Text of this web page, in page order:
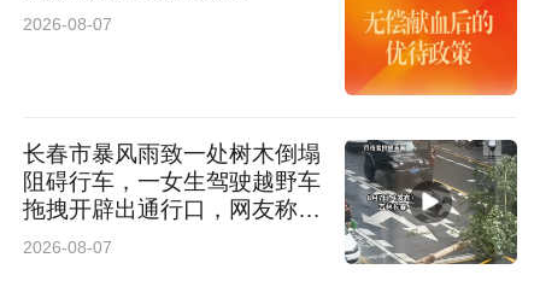
3融合共生：从一方特产到地域名片
果”、水土保持的“生态果”、凝结乡愁的“文化
果”，在生态保护、文化传承与产业发展的良性互
动中，构建起人与自然和谐共生的地域发展新模
2026-08-07
长春市暴风雨致一处树木倒塌
阻碍行车，一女生驾驶越野车
拖拽开辟出通行口，网友称赞
女司机拖拽时放缆旗还慢速！
2026-08-07